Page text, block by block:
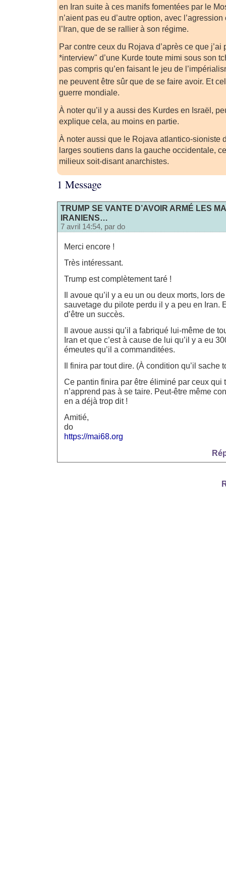
en Iran suite à ces manifs fomentées par le
n’aient pas eu d’autre option, avec
l’Iran, que de se rallier à son régime.
Par contre ceux du Rojava d’après ce que j’ai
*interview" d’une Kurde toute mimi sous son
pas compris qu’en faisant le jeu de
ne peuvent être sûr que de se faire avoir. Et
guerre mondiale.
À noter qu’il y a aussi des Kurdes en Israël,
explique cela, au moins en partie.
À noter aussi que le Rojava atlantico-sioniste
larges soutiens dans la gauche occidentale,
milieux soit-disant anarchistes.
1 Message
TRUMP SE VANTE D’AVOIR ARMÉ LES
IRANIENS…
7 avril 14:54, par do
Merci encore !
Très intéressant.
Trump est complètement taré !
Il avoue qu’il y a eu un ou deux morts, lors
sauvetage du pilote perdu il y a peu en Iran.
d’être un succès.
Il avoue aussi qu’il a fabriqué lui-même de
Iran et que c’est à cause de lui qu’il y a eu
émeutes qu’il a commanditées.
Il finira par tout dire. (À condition qu’il sache
Ce pantin finira par être éliminé par ceux qui
n’apprend pas à se taire. Peut-être même
en a déjà trop dit !
Amitié,
do
https://mai68.org